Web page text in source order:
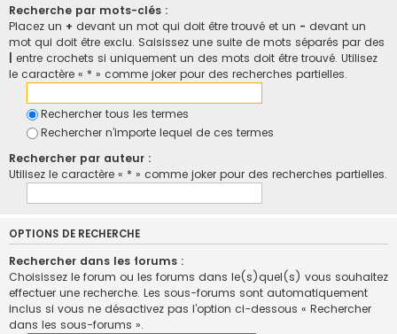
Recherche par mots-clés :
Placez un + devant un mot qui doit être trouvé et un - devant un
mot qui doit être exclu. Saisissez une suite de mots séparés par des
entre crochets si uniquement un des mots doit être trouvé. Utilisez
le caractère « * » comme joker pour des recherches partielles.
Rechercher tous les termes
Rechercher n’importe lequel de ces termes
Rechercher par auteur :
Utilisez le caractère « * » comme joker pour des recherches partielles.
OPTIONS DE RECHERCHE
Rechercher dans les forums :
Choisissez le forum ou les forums dans le(s)quel(s) vous souhaitez
effectuer une recherche. Les sous-forums sont automatiquement
inclus si vous ne désactivez pas l’option ci-dessous « Rechercher
dans les sous-forums ».